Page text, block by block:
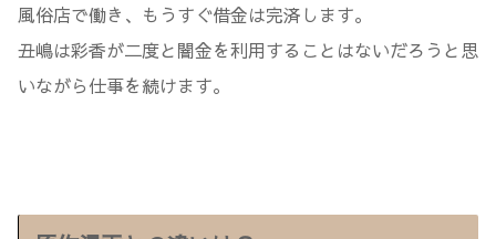
風俗店で働き、もうすぐ借金は完済します。
丑嶋は彩香が二度と闇金を利用することはないだろうと思
いながら仕事を続けます。